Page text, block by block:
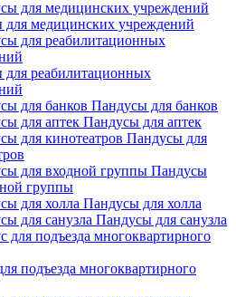
для медицинских учреждений
реабилитационных
Пандусы для банков
Пандусы для аптек
Пандусы для
Пандусы
группы
Пандусы для холла
Пандусы для санузла
подъезда многоквартирного